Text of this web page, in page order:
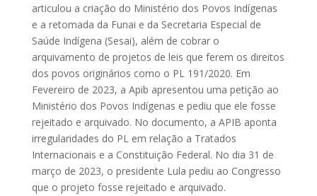
articulou a criação do Ministério dos Povos Indígenas
e a retomada da Funai e da Secretaria Especial de
Saúde Indígena (Sesai), além de cobrar o
arquivamento de projetos de leis que ferem os direitos
dos povos originários como o PL 191/2020. Em
Fevereiro de 2023, a Apib apresentou uma petição ao
Ministério dos Povos Indígenas e pediu que ele fosse
rejeitado e arquivado. No documento, a APIB aponta
irregularidades do PL em relação a Tratados
Internacionais e a Constituição Federal. No dia 31 de
março de 2023, o presidente Lula pediu ao Congresso
que o projeto fosse rejeitado e arquivado.